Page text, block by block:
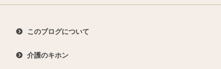
このブログについて
介護のキホン